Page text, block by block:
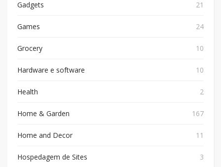
Gadgets 21
Games 24
Grocery 10
Hardware e software 10
Health 2
Home & Garden 167
Home and Decor 11
Hospedagem de Sites 3